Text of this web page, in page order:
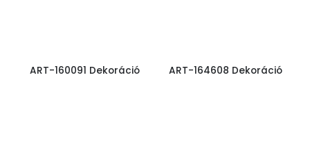
ART-160091 Dekoráció ART-164608 Dekoráció